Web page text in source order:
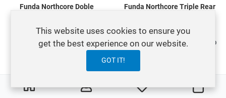
My Wishlist Orga
Funda Northcore Doble
44,95 €
Funda para asientos
Funda Northcore Triple Rear
Funda Northcore asiento
This website uses cookies to ensure you
get the best experience on our website.
GOT IT!